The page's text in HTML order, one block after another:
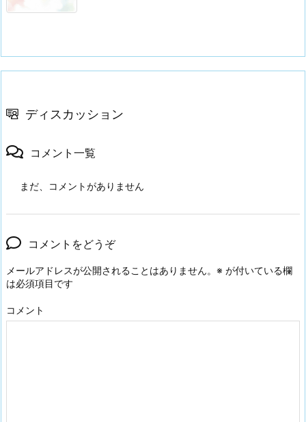
ディスカッション
コメント一覧
まだ、コメントがありません
コメントをどうぞ
メールアドレスが公開されることはありません。 ※ が付いている欄
は必須項目です
コメント